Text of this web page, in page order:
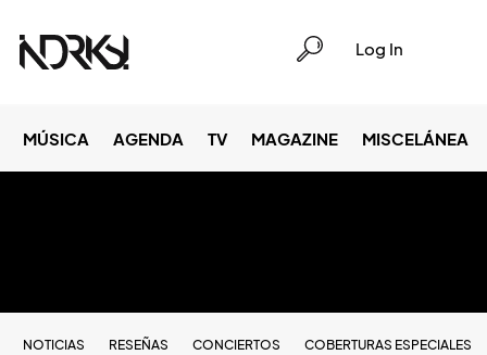
Log In
MÚSICA AGENDA TV MAGAZINE MISCELÁNEA
NOTICIAS RESEÑAS CONCIERTOS COBERTURAS ESPECIALES